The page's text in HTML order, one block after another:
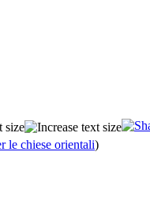
le chiese orientali)